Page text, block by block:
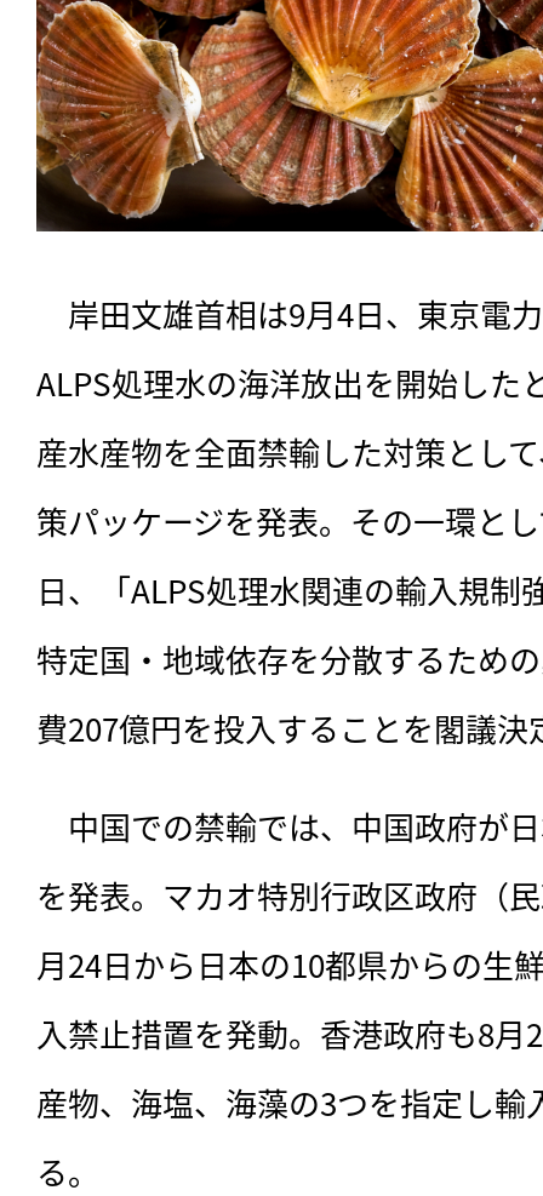
岸田文雄首相は9月4日、東京電
ALPS処理水の海洋放出を開始した
産水産物を全面禁輸した対策とし
策パッケージを発表。その一環と
日、「ALPS処理水関連の輸入規制
特定国・地域依存を分散するため
費207億円を投入することを閣議決
中国での禁輸では、 中国政府が
を発表。マカオ特別行政区政府（
月24日から日本の10都県からの生
入禁止措置を発動。香港政府も8月
産物、海塩、海藻の3つを指定し輸
る。